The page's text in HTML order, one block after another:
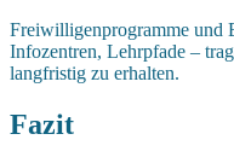
Freiwilligenprogramme und
Infozentren, Lehrpfade –
langfristig zu erhalten.
Fazit